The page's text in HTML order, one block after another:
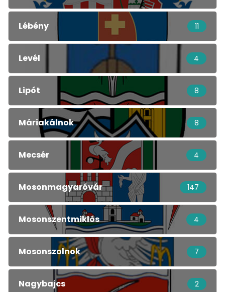
Lébény 11
Levél 4
Lipót 8
Máriakálnok 8
Mecsér 4
Mosonmagyaróvár 147
Mosonszentmiklós 4
Mosonszolnok 7
Nagybajcs 2